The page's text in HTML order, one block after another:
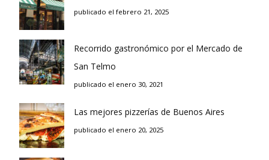
publicado el febrero 21, 2025
Recorrido gastronómico por el Mercado de
San Telmo
publicado el enero 30, 2021
Las mejores pizzerías de Buenos Aires
publicado el enero 20, 2025